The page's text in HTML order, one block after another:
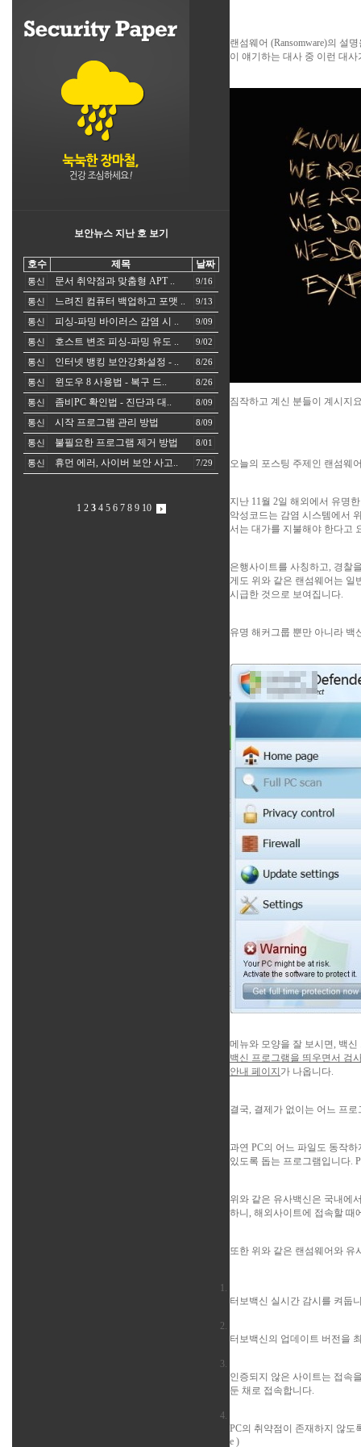
보안뉴스 지난 호 보기
호수 제목 날짜
통신 문서 취약점과 맞춤형 APT .. 9/16
통신 느려진 컴퓨터 백업하고 포맷 .. 9/13
통신 피싱-파밍 바이러스 감염 시 .. 9/09
통신 호스트 변조 피싱-파밍 유도 .. 9/02
통신 인터넷 뱅킹 보안강화설정 - .. 8/26
통신 윈도우 8 사용법 - 복구 드.. 8/26
통신 좀비PC 확인법 - 진단과 대.. 8/09
통신 시작 프로그램 관리 방법 8/09
통신 불필요한 프로그램 제거 방법 8/01
통신 휴먼 에러, 사이버 보안 사고.. 7/29
1 2 3 4 5 6 7 8 9 10
랜섬웨어 (Ransomware)의 설
이 얘기하는 대사 중 이런 대
짐작하고 계신 분들이 계시지
오늘의 포스팅 주제인 랜섬웨
지난 11월 2일 해외에서 유명
악성코드는 감염 시스템에서
서는 대가를 지불해야 한다고
은행사이트를 사칭하고, 경찰
게도 위와 같은 랜섬웨어는 일
시급한 것으로 보여집니다.
유명 해커그룹 뿐만 아니라 백
메뉴와 모양을 잘 보시면, 백
백신 프로그램을 띄우면서 검
안내 페이지 가 나옵니다.
결국, 결제가 없이는 어느 프
과연 PC의 어느 파일도 동작
있도록 돕는 프로그램 입니다.
위와 같은 유사백신은 국내에
하니, 해외사이트에 접속할 때
또한 위와 같은 랜섬웨어와 유
터보백신 실시간 감시를 켜둡
터보백신의 업데이트 버전을
인증되지 않은 사이트는 접속
둔 채로 접속합니다.
PC의 취약점이 존재하지 않도
e )